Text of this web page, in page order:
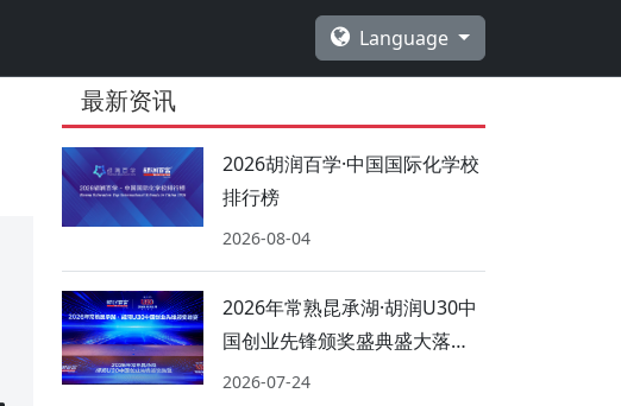
Language
最新资讯
2026胡润百学·中国国际化学校
排行榜
2026-08-04
2026年常熟昆承湖·胡润U30中
国创业先锋颁奖盛典盛大落
幕！
2026-07-24